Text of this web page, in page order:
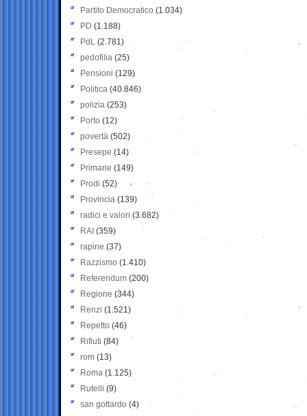
Partito Democratico (1.034)
PD (1.188)
PdL (2.781)
pedofilia (25)
Pensioni (129)
Politica (40.846)
polizia (253)
Porto (12)
povertà (502)
Presepe (14)
Primarie (149)
Prodi (52)
Provincia (139)
radici e valori (3.682)
RAI (359)
rapine (37)
Razzismo (1.410)
Referendum (200)
Regione (344)
Renzi (1.521)
Repetto (46)
Rifiuti (84)
rom (13)
Roma (1.125)
Rutelli (9)
san gottardo (4)